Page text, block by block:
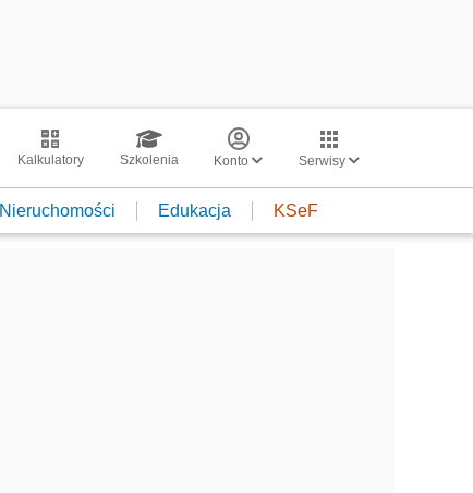
Kalkulatory Szkolenia Konto Serwisy
Nieruchomości Edukacja KSeF